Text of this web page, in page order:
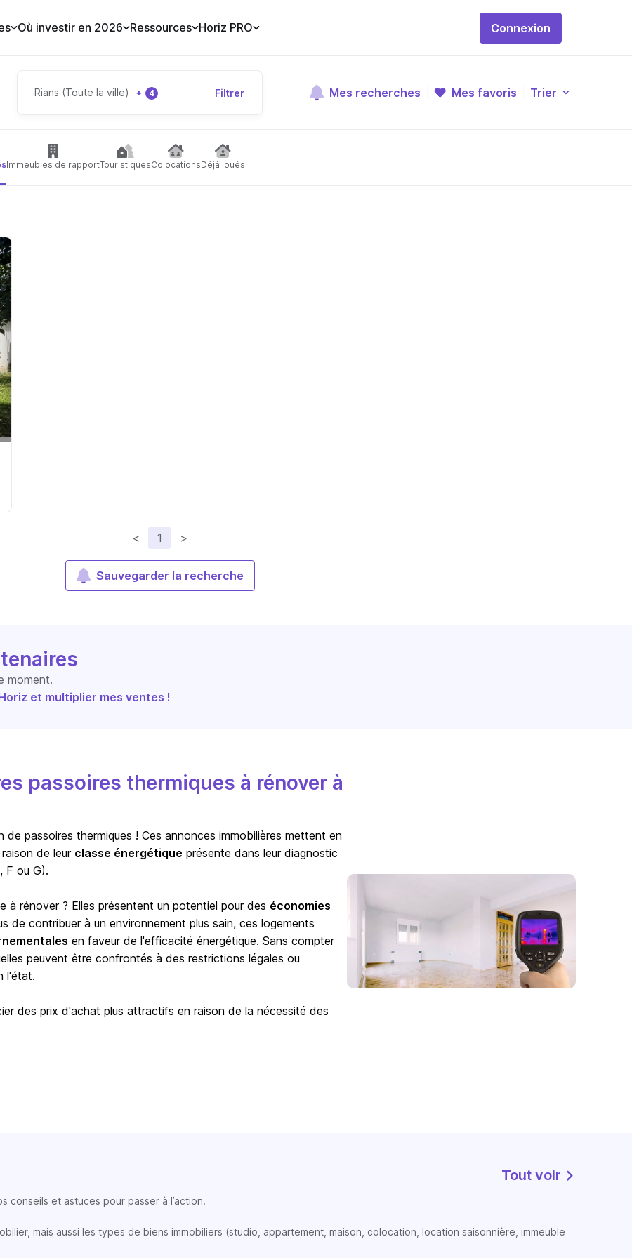
Où investir en 2026 Ressources Horiz PRO Connexion
Rians (Toute la ville) + 4 Filtrer Mes recherches Mes favoris Trier
Immeubles de rapportTouristiquesColocationsDéjà loués
< 1 >
Sauvegarder la recherche
moment.
et multiplier mes ventes !
passoires thermiques à rénover à
passoires thermiques ! Ces annonces immobilières mettent en
de leur classe énergétique présente dans leur diagnostic
F ou G).
à rénover ? Elles présentent un potentiel pour des économies
de contribuer à un environnement plus sain, ces logements
en faveur de l'efficacité énergétique. Sans compter
peuvent être confrontés à des restrictions légales ou
l'état.
des prix d'achat plus attractifs en raison de la nécessité des
Tout voir
conseils et astuces pour passer à l’action.
mais aussi les types de biens immobiliers (studio, appartement, maison, colocation, location saisonnière, immeuble